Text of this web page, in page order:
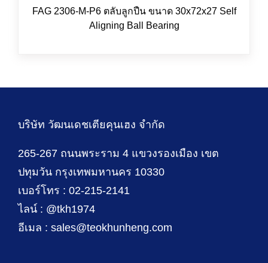
FAG 2306-M-P6 ตลับลูกปืน ขนาด 30x72x27 Self
Aligning Ball Bearing
บริษัท วัฒนเดชเตียคุนเฮง จำกัด
265-267 ถนนพระราม 4 แขวงรองเมือง เขต
ปทุมวัน กรุงเทพมหานคร 10330
เบอร์โทร : 02-215-2141
ไลน์ : @tkh1974
อีเมล : sales@teokhunheng.com